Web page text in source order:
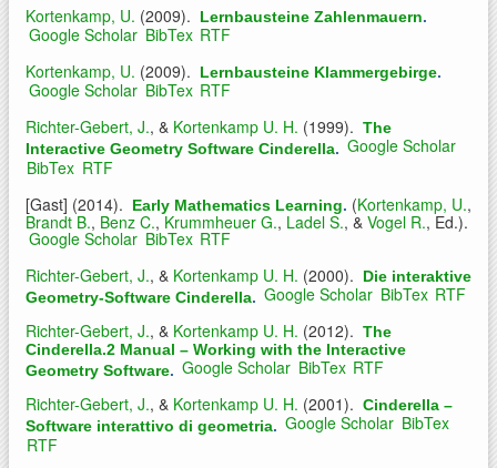
Kortenkamp, U. (2009). Lernbausteine Zahlenmauern.
Google Scholar BibTex RTF
Kortenkamp, U. (2009). Lernbausteine Klammergebirge.
Google Scholar BibTex RTF
Richter-Gebert, J., & Kortenkamp U. H. (1999). The
Interactive Geometry Software Cinderella. Google Scholar
BibTex RTF
[Gast] (2014). Early Mathematics Learning. (Kortenkamp, U.,
Brandt B., Benz C.,Krummheuer G., Ladel S., & Vogel R., Ed.).
Google Scholar BibTex RTF
Richter-Gebert, J., & Kortenkamp U. H. (2000).
Die interaktive
Geometry-Software Cinderella. Google Scholar BibTex RTF
Richter-Gebert, J., & Kortenkamp U. H. (2012). The
Cinderella.2 Manual – Working with the Interactive
Geometry Software. Google Scholar BibTex RTF
Richter-Gebert, J., & Kortenkamp U. H. (2001). Cinderella –
Software interattivo di geometria. Google Scholar BibTex
RTF